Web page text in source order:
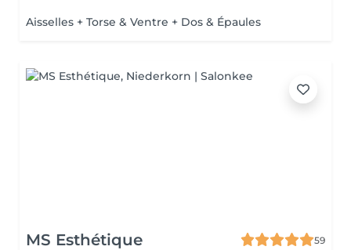
Aisselles + Torse & Ventre + Dos & Épaules
MS Esthétique
59